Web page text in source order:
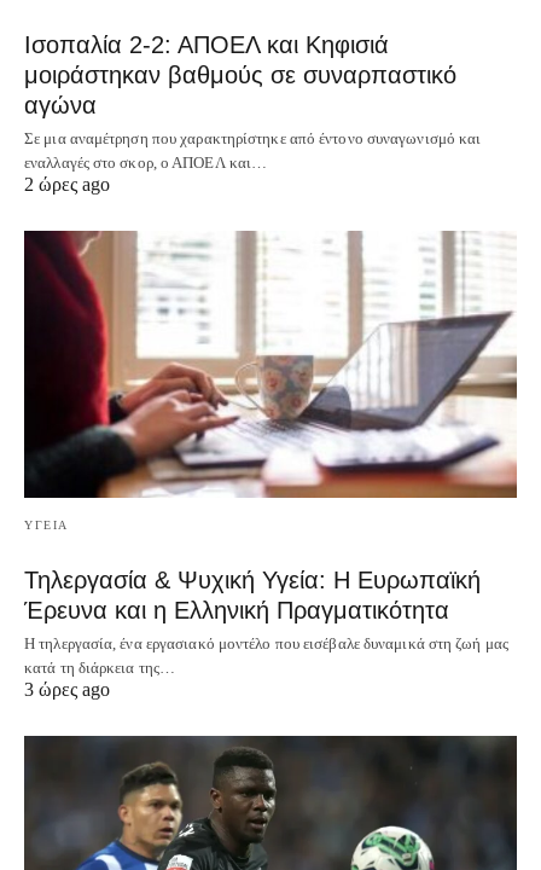
Ισοπαλία 2-2: ΑΠΟΕΛ και Κηφισιά
μοιράστηκαν βαθμούς σε συναρπαστικό
αγώνα
Σε μια αναμέτρηση που χαρακτηρίστηκε από έντονο συναγωνισμό και
εναλλαγές στο σκορ, ο ΑΠΟΕΛ και…
2 ώρες ago
ΥΓΕΙΑ
Τηλεργασία & Ψυχική Υγεία: Η Ευρωπαϊκή
Έρευνα και η Ελληνική Πραγματικότητα
Η τηλεργασία, ένα εργασιακό μοντέλο που εισέβαλε δυναμικά στη ζωή μας
κατά τη διάρκεια της…
3 ώρες ago